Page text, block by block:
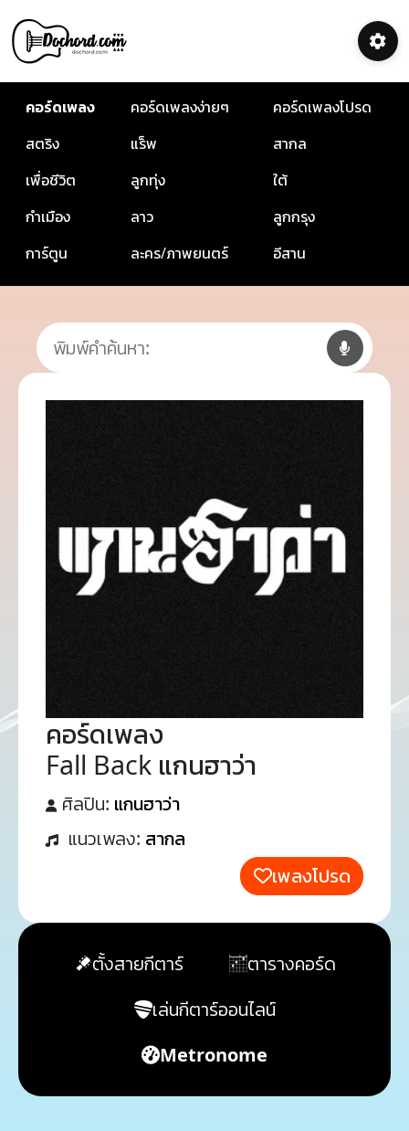
คอร์ดเพลง คอร์ดเพลงง่ายๆ
คอร์ดเพลงโปรด
สตริง
แร็พ
สากล
เพื่อชีวิต
ลูกทุ่ง
ใต้
กำเมือง
ลาว
ลูกกรุง
การ์ตูน
ละคร/ภาพยนตร์ อีสาน
คอร์ดเพลง
Fall Back แกนฮาว่า
ศิลปิน: แกนฮาว่า
แนวเพลง: สากล
เพลงโปรด
ตั้งสายกีตาร์
ตารางคอร์ด
เล่นกีตาร์ออนไลน์
Metronome